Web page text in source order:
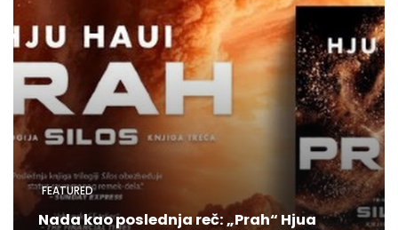
FEATURED
Nada kao poslednja reč: „Prah“ Hjua